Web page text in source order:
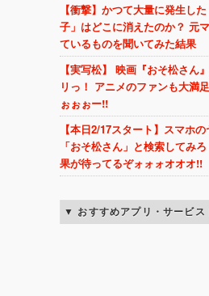
【衝撃】かつて大量に発生し
子」はどこに消えたのか？ 元
ているものを聞いてみた結果
【実写松】 映画『おそ松さん
リっ！ アニメのファンも大満
ぉぉぉー!!
【本日2/17スタート】スマホ
「おそ松さん」と検索してみ
果が待ってるぞォォォオオオ!!
おすすめアプリ・サービ